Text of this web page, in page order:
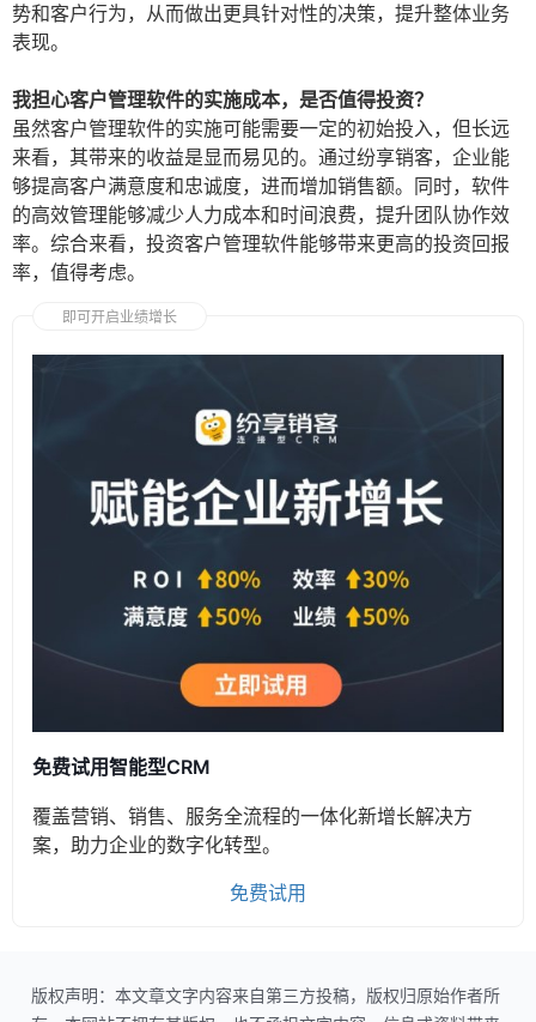
势和客户行为，从而做出更具针对性的决策，提升整体业务
表现。
我担心客户管理软件的实施成本，是否值得投资？
虽然客户管理软件的实施可能需要一定的初始投入，但长远
来看，其带来的收益是显而易见的。通过纷享销客，企业能
够提高客户满意度和忠诚度，进而增加销售额。同时，软件
的高效管理能够减少人力成本和时间浪费，提升团队协作效
率。综合来看，投资客户管理软件能够带来更高的投资回报
率，值得考虑。
即可开启业绩增长
免费试用智能型CRM
覆盖营销、销售、服务全流程的一体化新增长解决方
案，助力企业的数字化转型。
免费试用
版权声明：本文章文字内容来自第三方投稿，版权归原始作者所